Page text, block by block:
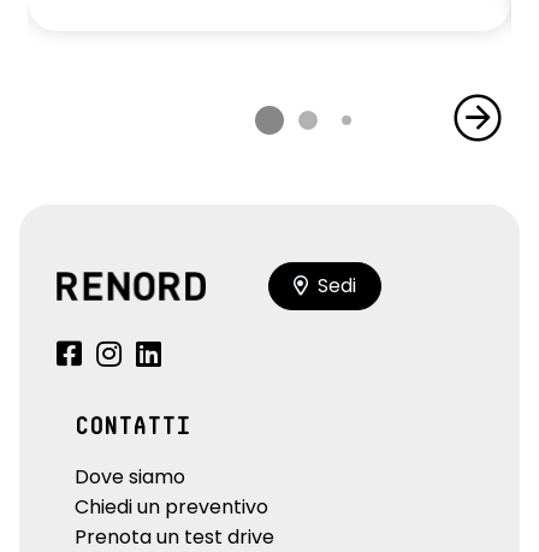
Sedi
CONTATTI
Dove siamo
Chiedi un preventivo
Prenota un test drive